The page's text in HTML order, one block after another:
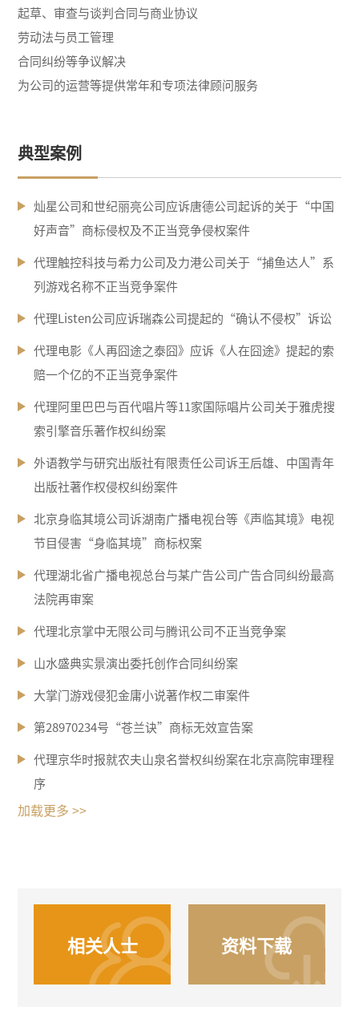
起草、审查与谈判合同与商业协议
劳动法与员工管理
合同纠纷等争议解决
为公司的运营等提供常年和专项法律顾问服务
典型案例
灿星公司和世纪丽亮公司应诉唐德公司起诉的关于“中国
好声音”商标侵权及不正当竞争侵权案件
代理触控科技与希力公司及力港公司关于“捕鱼达人”系
列游戏名称不正当竞争案件
代理Listen公司应诉瑞森公司提起的“确认不侵权”诉讼
代理电影《人再囧途之泰囧》应诉《人在囧途》提起的索
赔一个亿的不正当竞争案件
代理阿里巴巴与百代唱片等11家国际唱片公司关于雅虎搜
索引擎音乐著作权纠纷案
外语教学与研究出版社有限责任公司诉王后雄、中国青年
出版社著作权侵权纠纷案件
北京身临其境公司诉湖南广播电视台等《声临其境》电视
节目侵害“身临其境”商标权案
代理湖北省广播电视总台与某广告公司广告合同纠纷最高
法院再审案
代理北京掌中无限公司与腾讯公司不正当竞争案
山水盛典实景演出委托创作合同纠纷案
大掌门游戏侵犯金庸小说著作权二审案件
第28970234号“苍兰诀”商标无效宣告案
代理京华时报就农夫山泉名誉权纠纷案在北京高院审理程
序
加载更多 >>
相关人士 资料下载